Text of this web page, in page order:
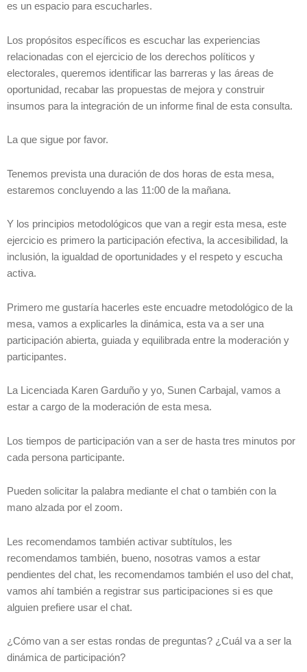
es un espacio para escucharles.
Los propósitos específicos es escuchar las experiencias
relacionadas con el ejercicio de los derechos políticos y
electorales, queremos identificar las barreras y las áreas de
oportunidad, recabar las propuestas de mejora y construir
insumos para la integración de un informe final de esta consulta.
La que sigue por favor.
Tenemos prevista una duración de dos horas de esta mesa,
estaremos concluyendo a las 11:00 de la mañana.
Y los principios metodológicos que van a regir esta mesa, este
ejercicio es primero la participación efectiva, la accesibilidad, la
inclusión, la igualdad de oportunidades y el respeto y escucha
activa.
Primero me gustaría hacerles este encuadre metodológico de la
mesa, vamos a explicarles la dinámica, esta va a ser una
participación abierta, guiada y equilibrada entre la moderación y
participantes.
La Licenciada Karen Garduño y yo, Sunen Carbajal, vamos a
estar a cargo de la moderación de esta mesa.
Los tiempos de participación van a ser de hasta tres minutos por
cada persona participante.
Pueden solicitar la palabra mediante el chat o también con la
mano alzada por el zoom.
Les recomendamos también activar subtítulos, les
recomendamos también, bueno, nosotras vamos a estar
pendientes del chat, les recomendamos también el uso del chat,
vamos ahí también a registrar sus participaciones si es que
alguien prefiere usar el chat.
¿Cómo van a ser estas rondas de preguntas? ¿Cuál va a ser la
dinámica de participación?